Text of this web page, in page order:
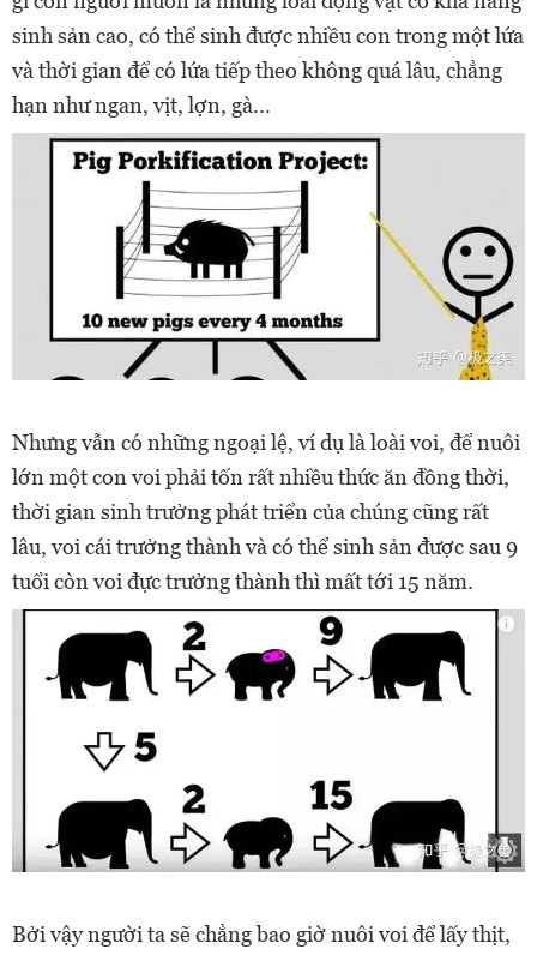
sinh sản cao, có thể sinh được nhiều con trong một lứa
và thời gian để có lứa tiếp theo không quá lâu, chẳng
hạn như ngan, vịt, lợn, gà...
Nhưng vẫn có những ngoại lệ, ví dụ là loài voi, để nuôi
lớn một con voi phải tốn rất nhiều thức ăn đồng thời,
thời gian sinh trưởng phát triển của chúng cũng rất
lâu, voi cái trưởng thành và có thể sinh sản được sau 9
tuổi còn voi đực trưởng thành thì mất tới 15 năm.
Bởi vậy người ta sẽ chẳng bao giờ nuôi voi để lấy thịt,